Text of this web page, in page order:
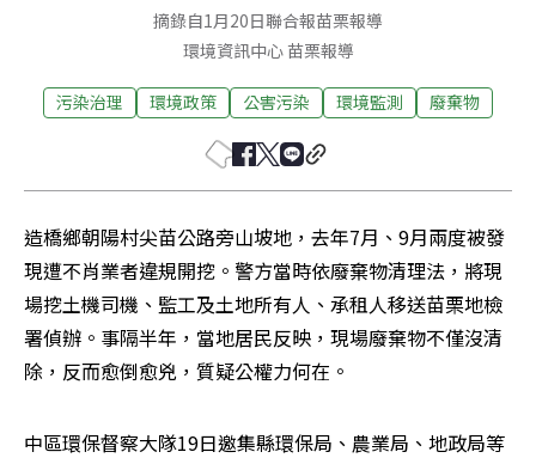
摘錄自1月20日聯合報苗栗報導
環境資訊中心苗栗報導
污染治理 環境政策 公害污染 環境監測 廢棄物
造橋鄉朝陽村尖苗公路旁山坡地，去年7月、9月兩度被發
現遭不肖業者違規開挖。警方當時依廢棄物清理法，將現
場挖土機司機、監工及土地所有人、承租人移送苗栗地檢
署偵辦。事隔半年，當地居民反映，現場廢棄物不僅沒清
除，反而愈倒愈兇，質疑公權力何在。
中區環保督察大隊19日邀集縣環保局、農業局、地政局等